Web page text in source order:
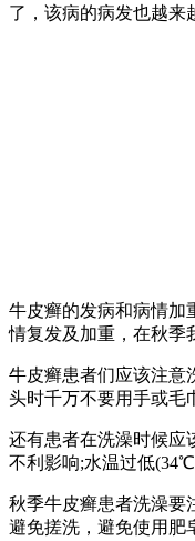
了，该病的病发也越来
牛皮癣的发病和病情加
情复发及加重，在秋季
牛皮癣患者们应该注意
头时千万不要用手或毛
还有患者在洗澡时候应
不利影响;水温过低
秋季牛皮癣患者洗澡要
避免搓洗，避免使用肥